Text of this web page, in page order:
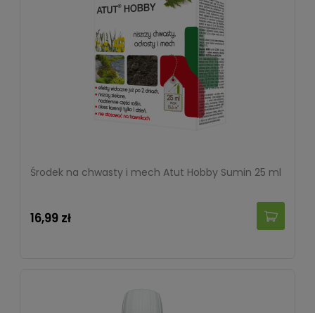
Środek na chwasty i mech Atut Hobby Sumin 25 ml
16,99 zł